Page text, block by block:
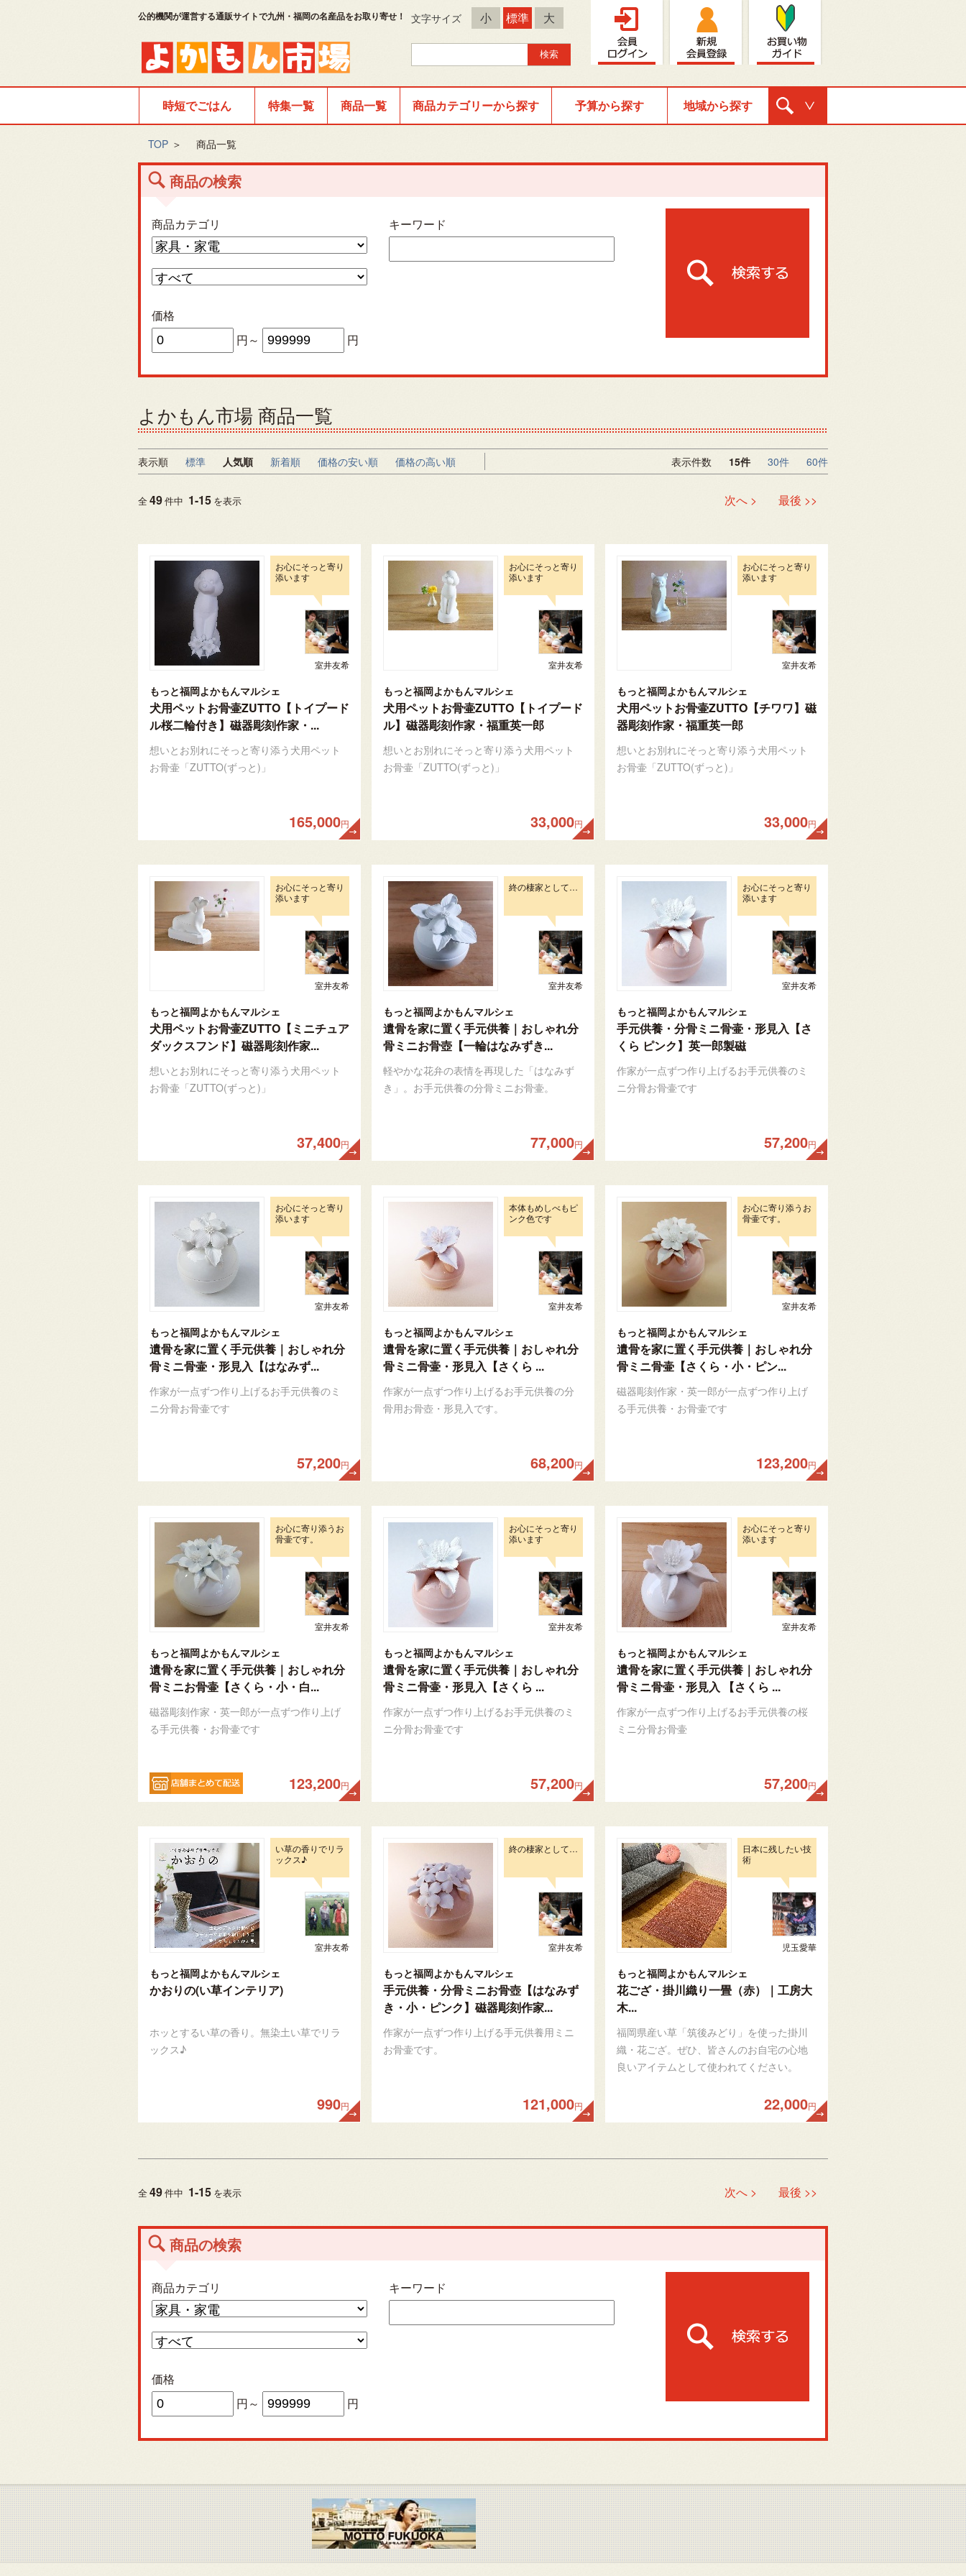
公的機関が運営する通販サイトで九州・福岡の名産品をお取り寄せ！ 文字サイズ 小 標準 大
時短でごはん 特集一覧 商品一覧 商品カテゴリーから探す 予算から探す 地域から探す
TOP ＞ 商品一覧
商品の検索
商品カテゴリ キーワード
価格
円～
円
よかもん市場 商品一覧
表示順 標準 人気順 新着順 価格の安い順 価格の高い順 表示件数 15件 30件 60件
全49件中 1-15 を表示 次へ > 最後 >>
お心にそっと寄り
添います
室井友希
もっと福岡よかもんマルシェ
犬用ペットお骨壷ZUTTO【トイプード
ル桜二輪付き】磁器彫刻作家・...
想いとお別れにそっと寄り添う犬用ペット
お骨壷「ZUTTO(ずっと)」
165,000円
お心にそっと寄り
添います
室井友希
もっと福岡よかもんマルシェ
犬用ペットお骨壷ZUTTO【トイプード
ル】磁器彫刻作家・福重英一郎
想いとお別れにそっと寄り添う犬用ペット
お骨壷「ZUTTO(ずっと)」
33,000円
お心にそっと寄り
添います
室井友希
もっと福岡よかもんマルシェ
犬用ペットお骨壷ZUTTO【チワワ】磁
器彫刻作家・福重英一郎
想いとお別れにそっと寄り添う犬用ペット
お骨壷「ZUTTO(ずっと)」
33,000円
お心にそっと寄り
添います
室井友希
もっと福岡よかもんマルシェ
犬用ペットお骨壷ZUTTO【ミニチュア
ダックスフンド】磁器彫刻作家...
想いとお別れにそっと寄り添う犬用ペット
お骨壷「ZUTTO(ずっと)」
37,400円
終の棲家として…
室井友希
もっと福岡よかもんマルシェ
遺骨を家に置く手元供養｜おしゃれ分
骨ミニお骨壺【一輪はなみずき...
軽やかな花弁の表情を再現した「はなみず
き」。お手元供養の分骨ミニお骨壷。
77,000円
お心にそっと寄り
添います
室井友希
もっと福岡よかもんマルシェ
手元供養・分骨ミニ骨壷・形見入【さ
くら ピンク】英一郎製磁
作家が一点ずつ作り上げるお手元供養のミ
ニ分骨お骨壷です
57,200円
お心にそっと寄り
添います
室井友希
もっと福岡よかもんマルシェ
遺骨を家に置く手元供養｜おしゃれ分
骨ミニ骨壷・形見入【はなみず...
作家が一点ずつ作り上げるお手元供養のミ
ニ分骨お骨壷です
57,200円
本体もめしべもピ
ンク色です
室井友希
もっと福岡よかもんマルシェ
遺骨を家に置く手元供養｜おしゃれ分
骨ミニ骨壷・形見入【さくら ...
作家が一点ずつ作り上げるお手元供養の分
骨用お骨壺・形見入です。
68,200円
お心に寄り添うお
骨壷です。
室井友希
もっと福岡よかもんマルシェ
遺骨を家に置く手元供養｜おしゃれ分
骨ミニ骨壷【さくら・小・ピン...
磁器彫刻作家・英一郎が一点ずつ作り上げ
る手元供養・お骨壷です
123,200円
お心に寄り添うお
骨壷です。
室井友希
もっと福岡よかもんマルシェ
遺骨を家に置く手元供養｜おしゃれ分
骨ミニお骨壷【さくら・小・白...
磁器彫刻作家・英一郎が一点ずつ作り上げ
る手元供養・お骨壷です
123,200円
お心にそっと寄り
添います
室井友希
もっと福岡よかもんマルシェ
遺骨を家に置く手元供養｜おしゃれ分
骨ミニ骨壷・形見入【さくら ...
作家が一点ずつ作り上げるお手元供養のミ
ニ分骨お骨壷です
57,200円
お心にそっと寄り
添います
室井友希
もっと福岡よかもんマルシェ
遺骨を家に置く手元供養｜おしゃれ分
骨ミニ骨壷・形見入 【さくら ...
作家が一点ずつ作り上げるお手元供養の桜
ミニ分骨お骨壷
57,200円
い草の香りでリラ
ックス♪
室井友希
もっと福岡よかもんマルシェ
かおりの(い草インテリア)
ホッとするい草の香り。無染土い草でリラ
ックス♪
990円
終の棲家として…
室井友希
もっと福岡よかもんマルシェ
手元供養・分骨ミニお骨壺【はなみず
き・小・ピンク】磁器彫刻作家...
作家が一点ずつ作り上げる手元供養用ミニ
お骨壷です。
121,000円
日本に残したい技
術
児玉愛華
もっと福岡よかもんマルシェ
花ござ・掛川織り一畳（赤）｜工房大
木...
福岡県産い草「筑後みどり」を使った掛川
織・花ござ。ぜひ、皆さんのお自宅の心地
良いアイテムとして使われてください。
22,000円
全49件中 1-15 を表示 次へ > 最後 >>
商品の検索
商品カテゴリ キーワード
価格
円～
円